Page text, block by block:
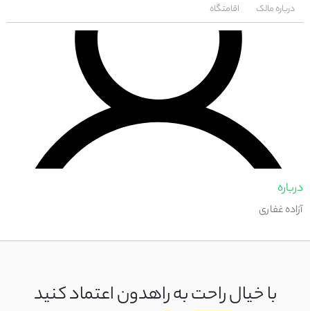
درباره مالک اقامتگاه
درباره
آزاده غفاری
با خیال راحت به راهدون اعتماد کنید